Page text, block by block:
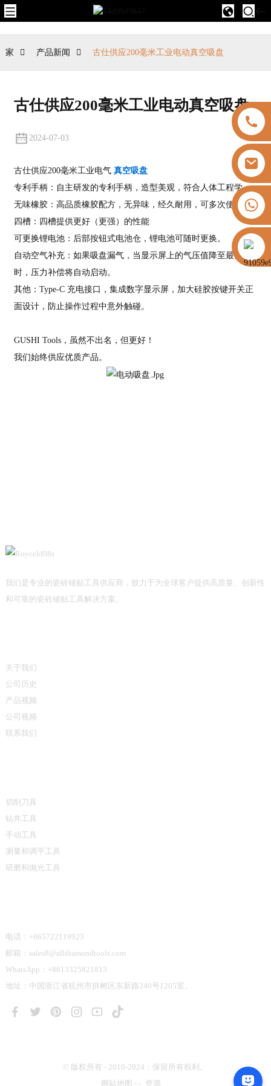
+8613325821813
https://vk.com/id855439469
家 产品新闻 古仕供应200毫米工业电动真空吸盘
古仕供应200毫米工业电动真空吸盘
2024-07-03
古仕供应200毫米工业电气 真空吸盘
专利手柄：自主研发的专利手柄，造型美观，符合人体工程学。
无味橡胶：高品质橡胶配方，无异味，经久耐用，可多次使用。
四槽：四槽提供更好（更强）的性能
可更换锂电池：后部按钮式电池仓，锂电池可随时更换。
自动空气补充：如果吸盘漏气，当显示屏上的气压值降至最低值
时，压力补偿将自动启动。
其他：Type-C 充电接口，集成数字显示屏，加大硅胶按键开关正
面设计，防止操作过程中意外触碰。
GUSHI Tools，虽然不出名，但更好！
我们始终供应优质产品。
我们是专业的瓷砖铺贴工具供应商，致力于为全球客户提供高质量、创新性
和可靠的瓷砖铺贴工具解决方案。
关于我们
公司历史
产品视频
公司视频
联系我们
切削刀具
钻井工具
手动工具
测量和调平工具
研磨和抛光工具
电话：+865722119923
邮箱：sales8@alldiamondtools.com
WhatsApp：+8613325821813
地址：中国浙江省杭州市拱树区东新路240号1205室。
© 版权所有 - 2010-2024：保留所有权利。
网站地图 - - 资源